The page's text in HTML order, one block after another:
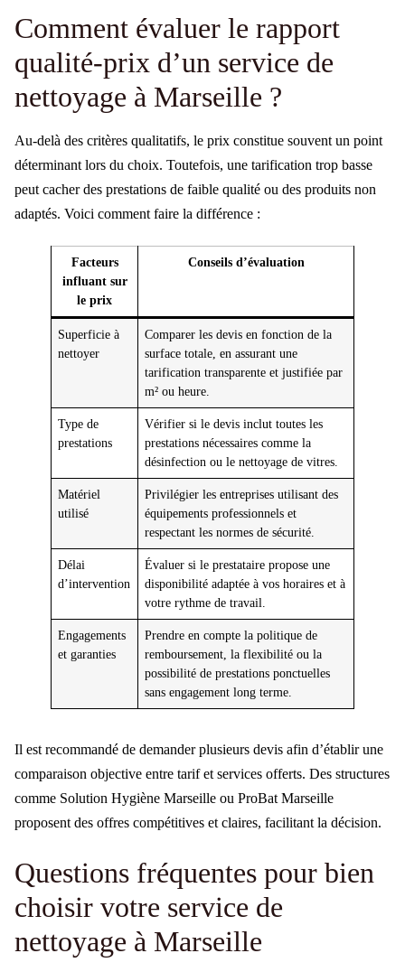
Comment évaluer le rapport
qualité-prix d’un service de
nettoyage à Marseille ?
Au-delà des critères qualitatifs, le prix constitue souvent un point
déterminant lors du choix. Toutefois, une tarification trop basse
peut cacher des prestations de faible qualité ou des produits non
adaptés. Voici comment faire la différence :
Facteurs
influant sur
le prix
Conseils d’évaluation
Superficie à
nettoyer
Comparer les devis en fonction de la
surface totale, en assurant une
tarification transparente et justifiée par
m² ou heure.
Type de
prestations
Vérifier si le devis inclut toutes les
prestations nécessaires comme la
désinfection ou le nettoyage de vitres.
Matériel
utilisé
Privilégier les entreprises utilisant des
équipements professionnels et
respectant les normes de sécurité.
Délai
d’intervention
Évaluer si le prestataire propose une
disponibilité adaptée à vos horaires et à
votre rythme de travail.
Engagements
et garanties
Prendre en compte la politique de
remboursement, la flexibilité ou la
possibilité de prestations ponctuelles
sans engagement long terme.
Il est recommandé de demander plusieurs devis afin d’établir une
comparaison objective entre tarif et services offerts. Des structures
comme Solution Hygiène Marseille ou ProBat Marseille
proposent des offres compétitives et claires, facilitant la décision.
Questions fréquentes pour bien
choisir votre service de
nettoyage à Marseille